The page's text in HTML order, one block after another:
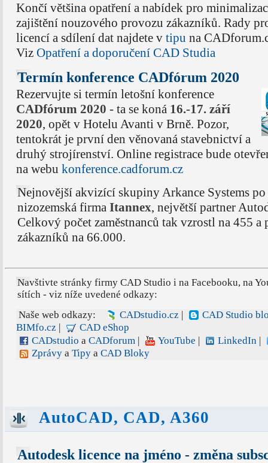
Končí většina opatření a nabídek pro
zajištění nouzového provozu zákazníků. Rady
licencí a sdílení dat najdete v tipu na
Viz Opatření a doporučení CAD Studia
Termín konference CADfórum 2020
Rezervujte si termín letošní konference
CADfórum 2020 - ta se koná 16.-17. září
2020, opět v Hotelu Avanti v Brně. Pozor,
tentokrát je první den věnovaná stavebnictví a
druhý strojírenství. Online registrace bude
na webu konference.cadforum.cz
Nejnovější akvizící skupiny Arkance Systems
nizozemská firma Itannex, největší partner
Celkový počet zaměstnanců tak vzrostl na 455 a
zákazníků na 66.000.
Navštivte stránky firmy CAD Studio i na Facebooku, na
sítích - viz níže uvedené odkazy:
Naše web odkazy:
CADstudio.cz |
CAD Studio
BIMfo.cz
CAD eShop
CADstudio a CADforum| YouTube | LinkedIn|
Zprávya Tipya CAD Bloky
AutoCAD, CAD, A360
Autodesk licence na jméno - změna